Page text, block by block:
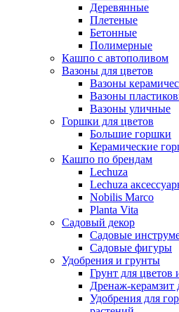
Деревянные
Плетеные
Бетонные
Полимерные
Кашпо с автополивом
Вазоны для цветов
Вазоны
Вазоны
Вазоны уличные
Горшки для цветов
Большие горшки
Керамические
Кашпо по брендам
Lechuza
Lechuza
Nobilis Marco
Planta Vita
Садовый декор
Садовые
Садовые фигуры
Удобрения и грунты
Грунт для цветов
Дренаж-керамзит
Удобрения для